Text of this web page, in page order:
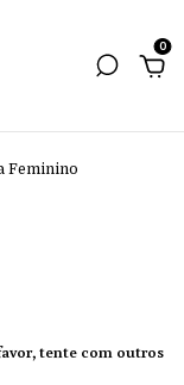
0
Feminino
tente com outros